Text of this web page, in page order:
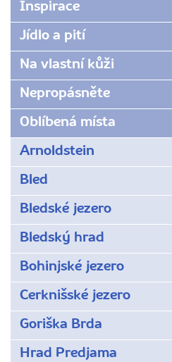
Inspirace
Jídlo a pití
Na vlastní kůži
Nepropásněte
Oblíbená místa
Arnoldstein
Bled
Bledské jezero
Bledský hrad
Bohinjské jezero
Cerknišské jezero
Goriška Brda
Hrad Predjama